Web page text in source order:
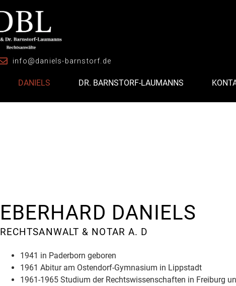
info@daniels-barnstorf.de
DANIELS DR. BARNSTORF-LAUMANNS
EBERHARD DANIELS
RECHTSANWALT & NOTAR A. D
1941 in Paderborn geboren
1961 Abitur am Ostendorf-Gymnasium in Lippstadt
1961-1965 Studium der Rechtswissenschaften in Freiburg